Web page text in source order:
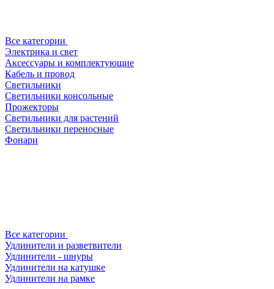
Все категории
Электрика и свет
Аксессуары и комплектующие
Кабель и провод
Светильники
Светильники консольные
Прожекторы
Светильники для растений
Светильники переносные
Фонари
Все категории
Удлинители и разветвители
Удлинители - шнуры
Удлинители на катушке
Удлинители на рамке